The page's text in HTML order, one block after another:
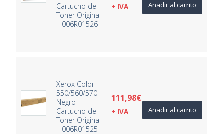
Cartucho de
Toner Original
– 006R01526
+ IVA Añadir al carrito
Xerox Color
550/560/570
Negro
Cartucho de
Toner Original
– 006R01525
111,98€
+ IVA Añadir al carrito